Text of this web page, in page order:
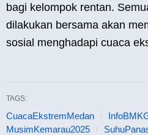
bagi kelompok rentan.
dilakukan bersama akan
sosial menghadapi cuaca
TAGS:
CuacaEkstremMedan
MusimKemarau2025